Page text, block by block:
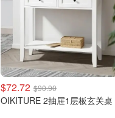
$72.72 $90.90
OIKITURE 2抽屉1层板玄关桌